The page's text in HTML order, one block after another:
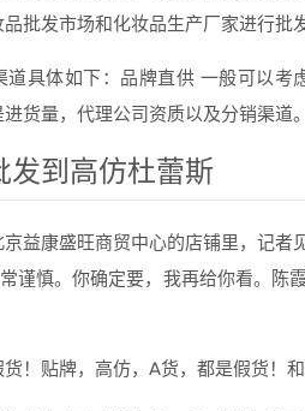
批发市场和化妆品生产厂家进行批
道具体如下：品牌直供 一般可以
货量，代理公司资质以及分销渠道。
发到高仿杜蕾斯
益康盛旺商贸中心的店铺里，记
谨慎。你确定要，我再给你看。陈
！贴牌，高仿，A货，都是假货！和